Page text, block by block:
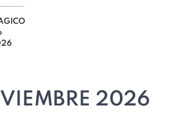
2026